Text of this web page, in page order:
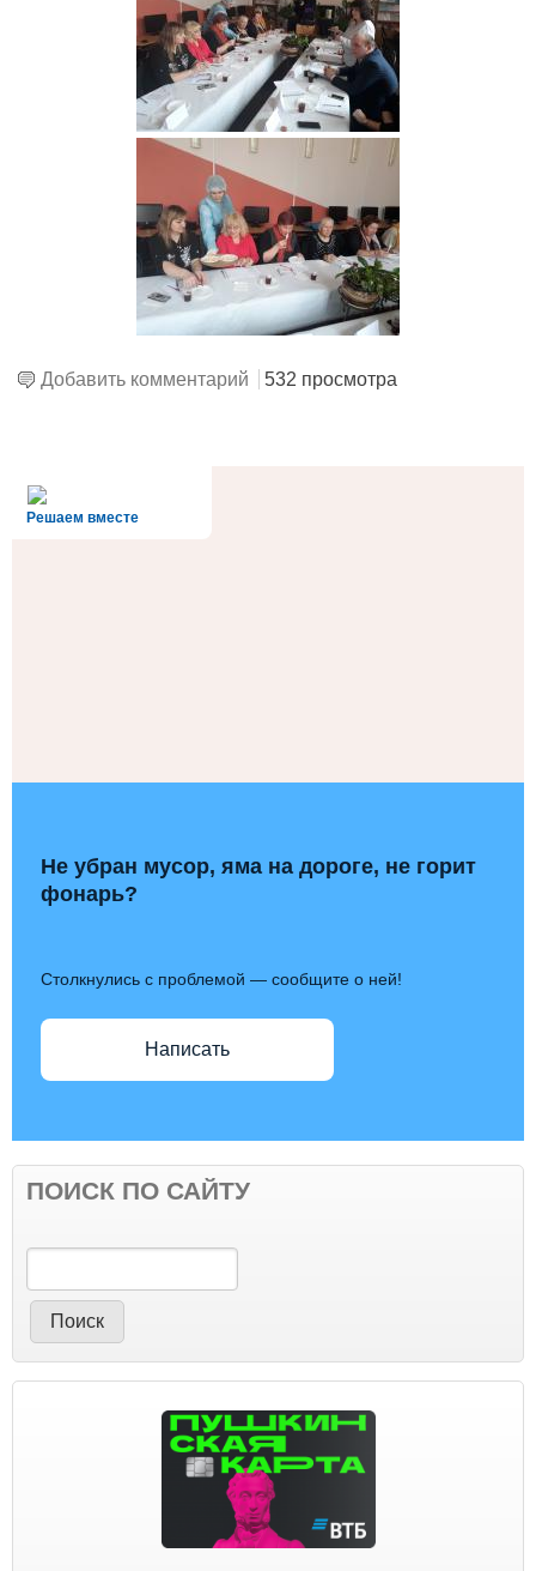
Добавить комментарий 532 просмотра
Решаем вместе
Не убран мусор, яма на дороге, не горит
фонарь?
Столкнулись с проблемой — сообщите о ней!
Написать
ПОИСК ПО САЙТУ
Поиск